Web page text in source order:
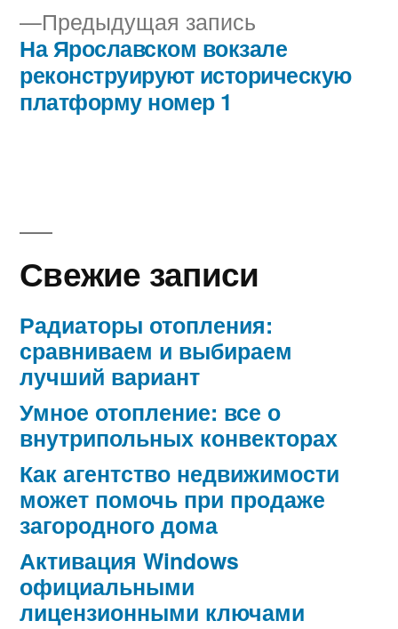
записям
Предыдущая запись
запись:
На Ярославском вокзале
реконструируют историческую
платформу номер 1
Свежие записи
Радиаторы отопления:
сравниваем и выбираем
лучший вариант
Умное отопление: все о
внутрипольных конвекторах
Как агентство недвижимости
может помочь при продаже
загородного дома
Активация Windows
официальными
лицензионными ключами